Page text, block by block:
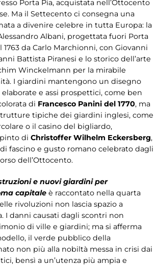
Porta Pia, acquistata nell’Ottocento
Ma il Settecento ci consegna una
a divenire celebre in tutta Europa: la
Albani, progettata fuori Porta
1763 da Carlo Marchionni, con Giovanni
Battista Piranesi e lo storico dell’arte
Winckelmann per la mirabile
I giardini mantengono un disegno
e assi prospettici, come ben
di Francesco Panini del 1770, ma
tipiche dei giardini inglesi, come
o il casino del bigliardo,
di Christoffer Wilhelm Eckersberg,
fascino e gusto romano celebrato dagli
dell’Ottocento.
e nuovi giardini per
capitale è raccontato nella quarta
rivoluzioni non lascia spazio a
I danni causati dagli scontri non
di ville e giardini; ma si afferma
il verde pubblico della
non più alla nobiltà messa in crisi dai
bensì a un’utenza più ampia e